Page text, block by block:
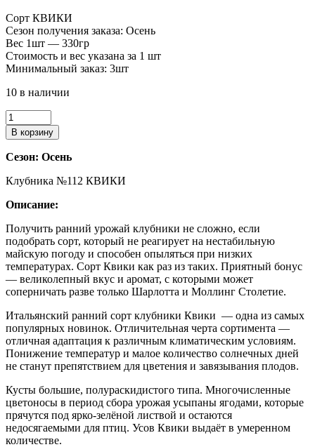
Сорт КВИКИ
Сезон получения заказа: Осень
Вес 1шт — 330гр
Стоимость и вес указана за 1 шт
Минимальный заказ: 3шт
10 в наличии
Количество
товара
Клубника
№112
В корзину
Сезон: Осень
Клубника №112 КВИКИ
Описание:
Получить ранний урожай клубники не сложно, если
подобрать сорт, который не реагирует на нестабильную
майскую погоду и способен опыляться при низких
температурах. Сорт Квики как раз из таких. Приятный бонус
— великолепный вкус и аромат, с которыми может
соперничать разве только Шарлотта и Моллинг Столетие.
Итальянский ранний сорт клубники Квики — одна из самых
популярных новинок. Отличительная черта сортимента —
отличная адаптация к различным климатическим условиям.
Понижение температур и малое количество солнечных дней
не станут препятствием для цветения и завязывания плодов.
Кусты большие, полураскидистого типа. Многочисленные
цветоносы в период сбора урожая усыпаны ягодами, которые
прячутся под ярко-зелёной листвой и остаются
недосягаемыми для птиц. Усов Квики выдаёт в умеренном
количестве.